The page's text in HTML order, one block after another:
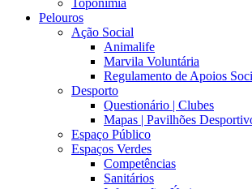
Toponímia
Pelouros
Ação Social
Animalife
Marvila Voluntária
Regulamento de Apoios
Desporto
Questionário | Clubes
Mapas | Pavilhões
Espaço Público
Espaços Verdes
Competências
Sanitários